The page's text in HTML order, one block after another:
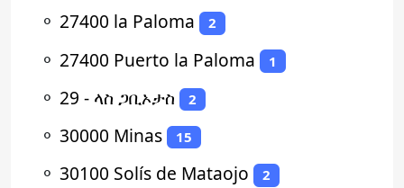
⚬ 27400 la Paloma 2
⚬ 27400 Puerto la Paloma 1
⚬ 29 - ላስ ጋቢኦታስ 2
⚬ 30000 Minas 15
⚬ 30100 Solís de Mataojo 2